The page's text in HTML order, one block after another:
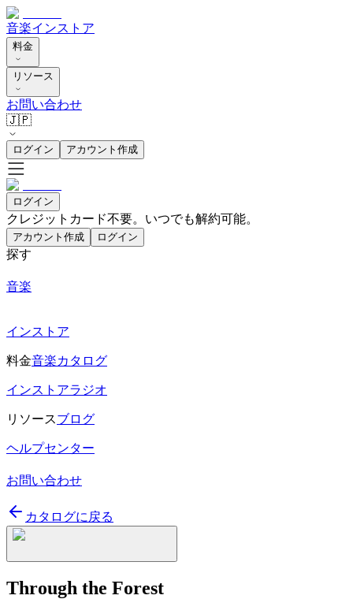
音楽インストア
料金
リソース
お問い合わせ
🇯🇵
ログイン アカウント作成
ログイン
クレジットカード不要。いつでも解約可能。
アカウント作成 ログイン
探す
音楽
インストア
料金音楽カタログ
インストアラジオ
リソースブログ
ヘルプセンター
お問い合わせ
カタログに戻る
Through the Forest